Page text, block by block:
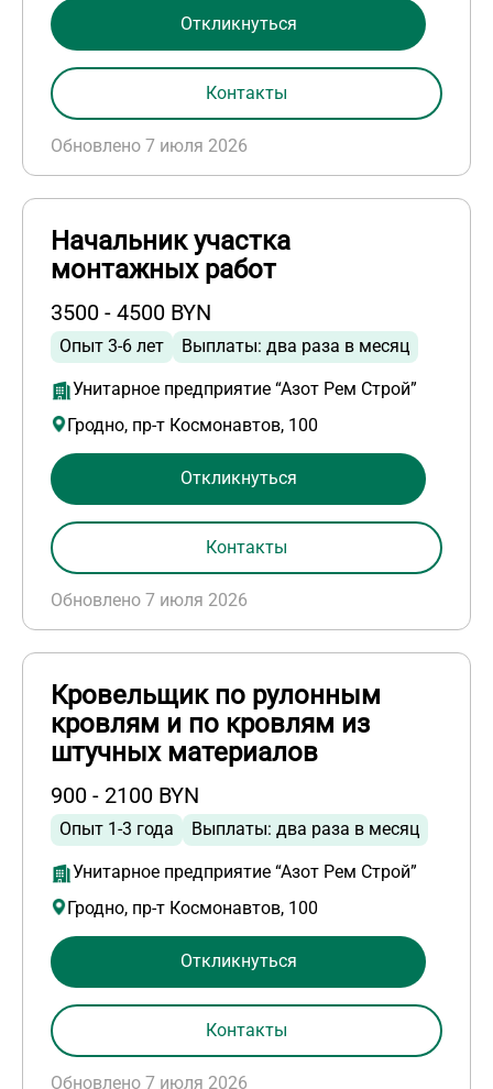
Обновлено 7 июля 2026
Откликнуться
Контакты
Начальник участка
монтажных работ
3500 - 4500 BYN
Опыт 3-6 лет Выплаты: два раза в месяц
Унитарное предприятие “Азот Рем Строй”
Гродно, пр-т Космонавтов, 100
Обновлено 7 июля 2026
Откликнуться
Контакты
Кровельщик по рулонным
кровлям и по кровлям из
штучных материалов
900 - 2100 BYN
Опыт 1-3 года Выплаты: два раза в месяц
Унитарное предприятие “Азот Рем Строй”
Гродно, пр-т Космонавтов, 100
Обновлено 7 июля 2026
Откликнуться
Контакты